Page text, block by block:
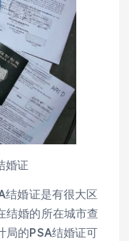
婚证
结婚证是有很大区
结婚的所在城市查
局的PSA结婚证可